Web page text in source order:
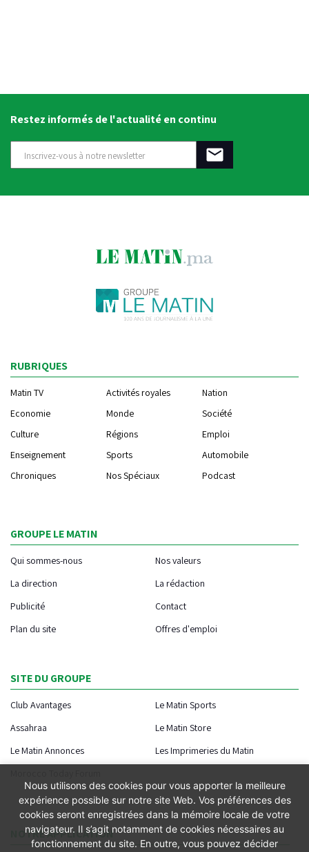
Restez informés de l'actualité en continu
RUBRIQUES
Matin TV Activités royales
Nation
Economie
Monde
Société
Culture
Régions
Emploi
Enseignement
Sports
Automobile
Chroniques
Nos Spéciaux Podcast
GROUPE LE MATIN
Qui sommes-nous
Nos valeurs
La direction
La rédaction
Publicité
Contact
Plan du site
Offres d'emploi
SITE DU GROUPE
Club Avantages
Le Matin Sports
Assahraa
Le Matin Store
Le Matin Annonces
Les Imprimeries du Matin
NOTRE APPLICATION
Nous utilisons des cookies pour vous apporter la meilleure
expérience possible sur notre site Web. Vos préférences des
cookies seront enregistrées dans la mémoire locale de votre
navigateur. Il s’agit notamment de cookies nécessaires au
fonctionnement du site. En outre, vous pouvez décider